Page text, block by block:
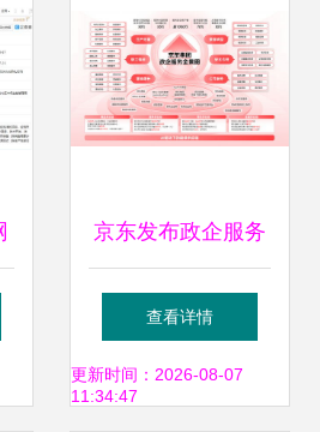
京东发布政企服务
全景图 服务超200
项，政企客户突破
查看详情
更新时间：2026-08-07
11:34:47